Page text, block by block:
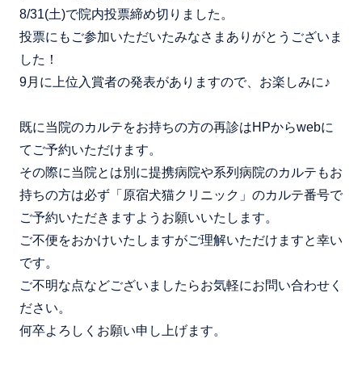
8/31(土)で院内投票締め切りました。
投票にもご参加いただいたみなさまありがとうございま
した！
9月に上位入賞者の発表がありますので、お楽しみに♪
既に当院のカルテをお持ちの方の再診はHPからwebに
てご予約いただけます。
その際に当院とは別に提携病院や系列病院のカルテもお
持ちの方は必ず「原宿犬猫クリニック」のカルテ番号で
ご予約いただきますようお願いいたします。
ご不便をおかけいたしますがご理解いただけますと幸い
です。
ご不明な点などございましたらお気軽にお問い合わせく
ださい。
何卒よろしくお願い申し上げます。